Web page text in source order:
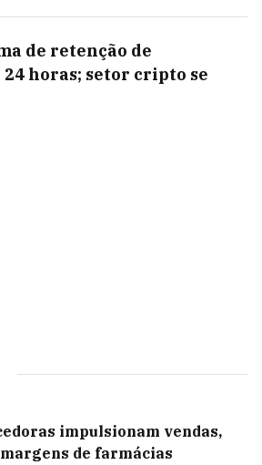
de retenção de
horas; setor cripto se
impulsionam vendas,
de farmácias